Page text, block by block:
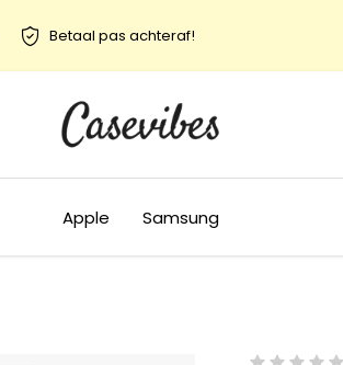
Betaal pas achteraf!
Apple Samsung